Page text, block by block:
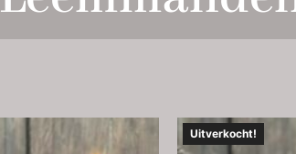
Uitverkocht!